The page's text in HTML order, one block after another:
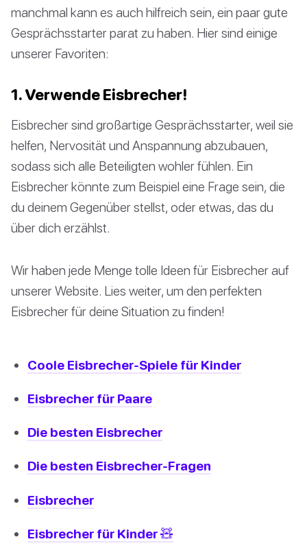
manchmal kann es auch hilfreich sein, ein paar gute
Gesprächsstarter parat zu haben. Hier sind einige
unserer Favoriten:
1. Verwende Eisbrecher!
Eisbrecher sind großartige Gesprächsstarter, weil sie
helfen, Nervosität und Anspannung abzubauen,
sodass sich alle Beteiligten wohler fühlen. Ein
Eisbrecher könnte zum Beispiel eine Frage sein, die
du deinem Gegenüber stellst, oder etwas, das du
über dich erzählst.
Wir haben jede Menge tolle Ideen für Eisbrecher auf
unserer Website. Lies weiter, um den perfekten
Eisbrecher für deine Situation zu finden!
Coole Eisbrecher-Spiele für Kinder
Eisbrecher für Paare
Die besten Eisbrecher
Die besten Eisbrecher-Fragen
Eisbrecher
Eisbrecher für Kinder 🧸